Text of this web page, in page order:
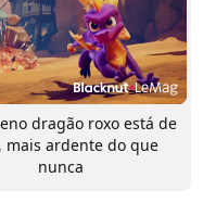
dragão roxo está de
mais ardente do que
nunca